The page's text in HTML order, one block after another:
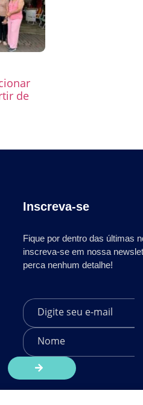
de
Inscreva-se
Fique por dentro das últimas
inscreva-se em nossa
perca nenhum detalhe!